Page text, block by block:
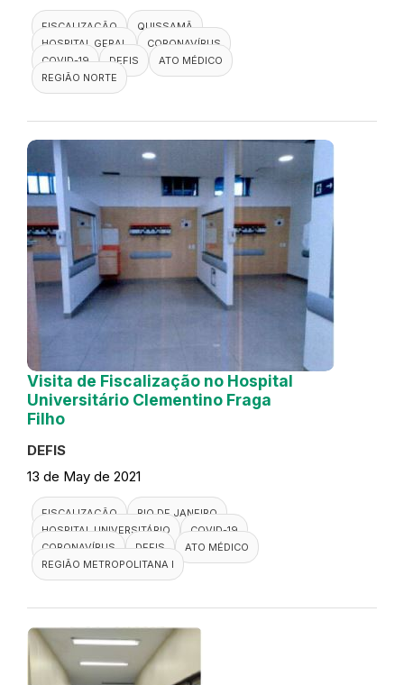
FISCALIZAÇÃO
QUISSAMÃ
HOSPITAL GERAL
CORONAVÍRUS
COVID-19
DEFIS
ATO MÉDICO
REGIÃO NORTE
Visita de Fiscalização no Hospital
Universitário Clementino Fraga
Filho
DEFIS
13 de May de 2021
FISCALIZAÇÃO
RIO DE JANEIRO
HOSPITAL UNIVERSITÁRIO
COVID-19
CORONAVÍRUS
DEFIS
ATO MÉDICO
REGIÃO METROPOLITANA I